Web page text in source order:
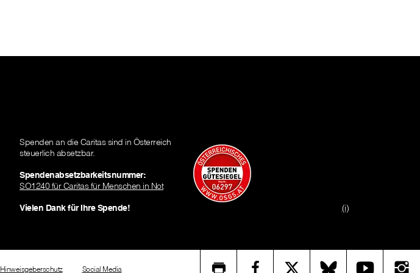
Spenden an die Caritas sind in Österreich
steuerlich absetzbar.
Spendenabsetzbarkeitsnummer:
SO1240 für Caritas für Menschen in Not
Vielen Dank für Ihre Spende!
(i)
Hinweisgeberschutz Social Media